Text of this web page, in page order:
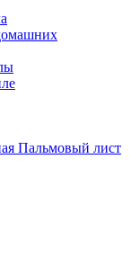
Пальмовый лист